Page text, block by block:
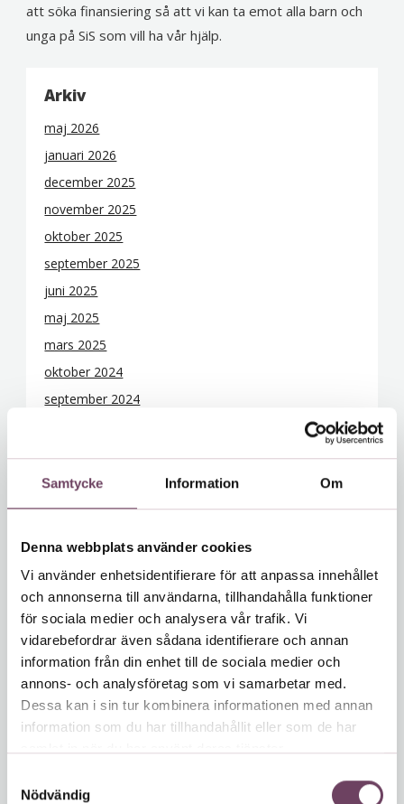
Samtycke Information Om
Denna webbplats använder cookies
Vi använder enhetsidentifierare för att anpassa innehållet
och annonserna till användarna, tillhandahålla funktioner
för sociala medier och analysera vår trafik. Vi
vidarebefordrar även sådana identifierare och annan
information från din enhet till de sociala medier och
annons- och analysföretag som vi samarbetar med.
Dessa kan i sin tur kombinera informationen med annan
information som du har tillhandahållit eller som de har
Nödvändig
att söka finansiering så att vi kan ta emot alla barn och
unga på SiS som vill ha vår hjälp.
Arkiv
maj 2026
januari 2026
december 2025
november 2025
oktober 2025
september 2025
juni 2025
maj 2025
mars 2025
oktober 2024
september 2024
februari 2024
januari 2024
september 2023
augusti 2023
juli 2023
mars 2023
februari 2023
december 2022
november 2022